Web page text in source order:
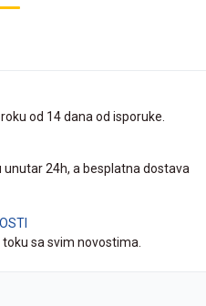
od 14 dana od isporuke.
unutar 24h, a besplatna dostava
sa svim novostima.